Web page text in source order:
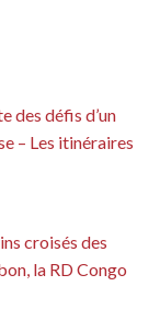
des défis d’un
– Les itinéraires
croisés des
la RD Congo